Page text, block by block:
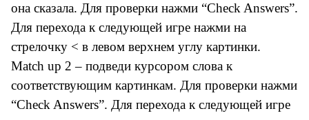
она сказала. Для проверки нажми “Check Answers”.
Для перехода к следующей игре нажми на
стрелочку < в левом верхнем углу картинки.
Match up 2 – подведи курсором слова к
соответствующим картинкам. Для проверки нажми
“Check Answers”. Для перехода к следующей игре